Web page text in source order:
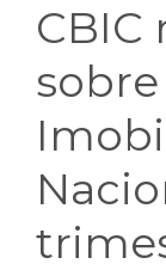
CBIC